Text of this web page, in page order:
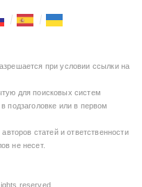
при условии ссылки на
для поисковых систем
подзаголовке или в первом
статей и ответственности
не несет.
reserved.